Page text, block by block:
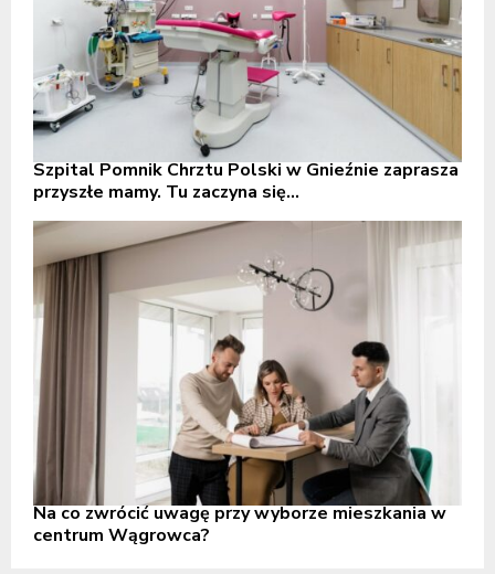
Szpital Pomnik Chrztu Polski w Gnieźnie zaprasza
przyszłe mamy. Tu zaczyna się...
Na co zwrócić uwagę przy wyborze mieszkania w
centrum Wągrowca?